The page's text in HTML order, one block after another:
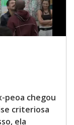
peoa chegou
criteriosa
ela